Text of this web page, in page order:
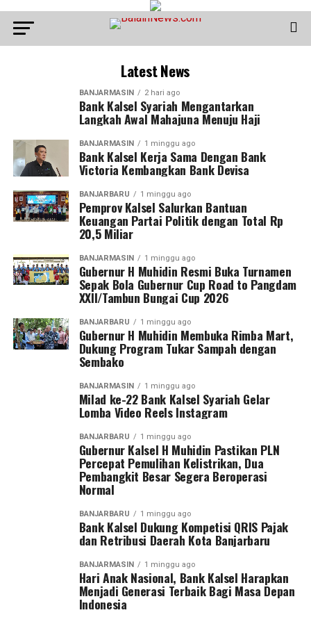
Latest News
BANJARMASIN 2 hari ago
Bank Kalsel Syariah Mengantarkan
Langkah Awal Mahajuna Menuju Haji
BANJARMASIN 1 minggu ago
Bank Kalsel Kerja Sama Dengan Bank
Victoria Kembangkan Bank Devisa
BANJARBARU 1 minggu ago
Pemprov Kalsel Salurkan Bantuan
Keuangan Partai Politik dengan Total Rp
20,5 Miliar
BANJARMASIN 1 minggu ago
Gubernur H Muhidin Resmi Buka Turnamen
Sepak Bola Gubernur Cup Road to Pangdam
XXII/Tambun Bungai Cup 2026
BANJARBARU 1 minggu ago
Gubernur H Muhidin Membuka Rimba Mart,
Dukung Program Tukar Sampah dengan
Sembako
BANJARMASIN 1 minggu ago
Milad ke-22 Bank Kalsel Syariah Gelar
Lomba Video Reels Instagram
BANJARBARU 1 minggu ago
Gubernur Kalsel H Muhidin Pastikan PLN
Percepat Pemulihan Kelistrikan, Dua
Pembangkit Besar Segera Beroperasi
Normal
BANJARBARU 1 minggu ago
Bank Kalsel Dukung Kompetisi QRIS Pajak
dan Retribusi Daerah Kota Banjarbaru
BANJARMASIN 1 minggu ago
Hari Anak Nasional, Bank Kalsel Harapkan
Menjadi Generasi Terbaik Bagi Masa Depan
Indonesia